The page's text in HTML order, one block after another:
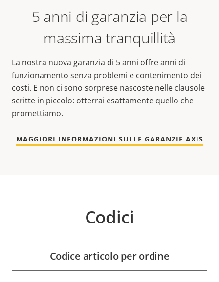
5 anni di garanzia per la
massima tranquillità
La nostra nuova garanzia di 5 anni offre anni di
funzionamento senza problemi e contenimento dei
costi. E non ci sono sorprese nascoste nelle clausole
scritte in piccolo: otterrai esattamente quello che
promettiamo.
MAGGIORI INFORMAZIONI SULLE GARANZIE AXIS
Codici
Codice articolo per ordine